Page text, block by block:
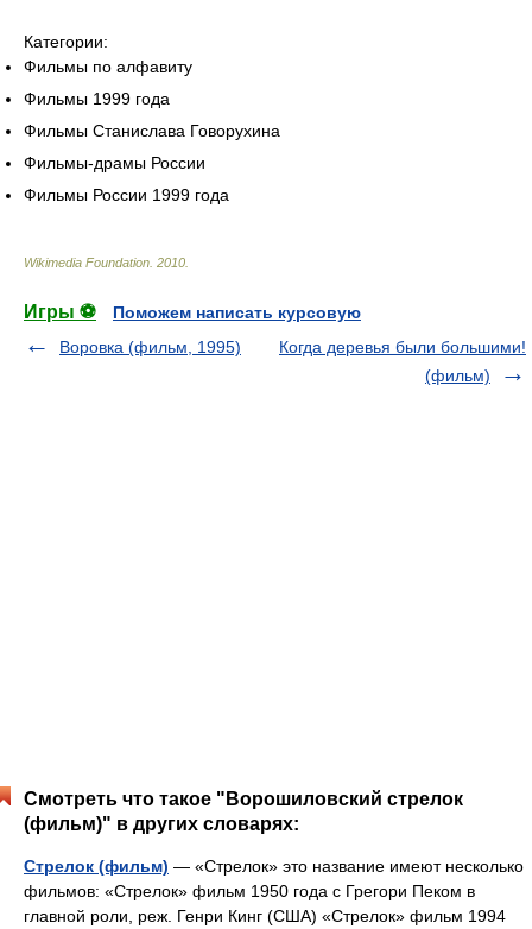
Категории:
Фильмы по алфавиту
Фильмы 1999 года
Фильмы Станислава Говорухина
Фильмы-драмы России
Фильмы России 1999 года
Wikimedia Foundation 2010
Игры ⚽
Поможем написать курсовую
Воровка (фильм, 1995)
Когда деревья были большими!
(фильм)
Смотреть что такое "Ворошиловский стрелок
(фильм)" в других словарях:
Стрелок (фильм) — «Стрелок» это название имеют несколько
фильмов: «Стрелок» фильм 1950 года с Грегори Пеком в
главной роли, реж. Генри Кинг (США) «Стрелок» фильм 1994